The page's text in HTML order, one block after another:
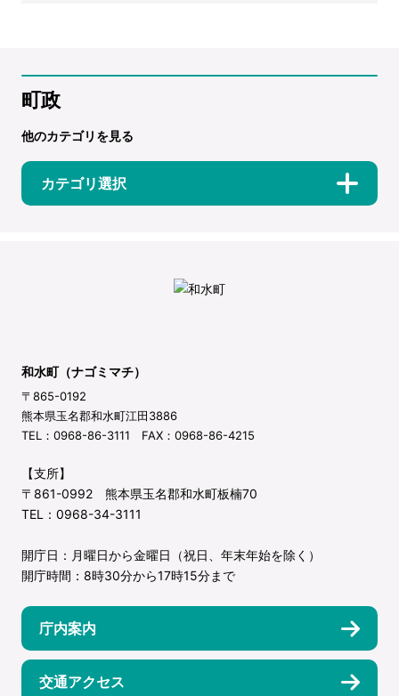
町政
他のカテゴリを見る
カテゴリ選択
和水町（ナゴミマチ）
〒865-0192
熊本県玉名郡和水町江田3886
TEL：0968-86-3111 FAX：0968-86-4215
【支所】
〒861-0992 熊本県玉名郡和水町板楠70
TEL：0968-34-3111
開庁日：月曜日から金曜日（祝日、年末年始を除く）
開庁時間：8時30分から17時15分まで
庁内案内
交通アクセス